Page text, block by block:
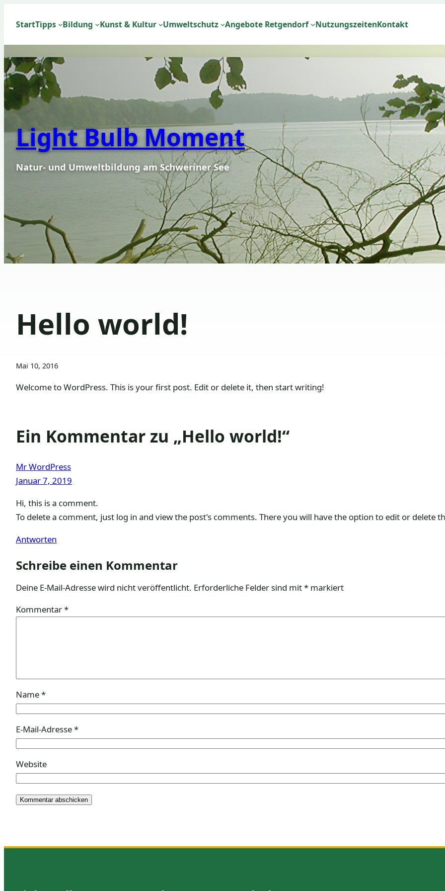
Inhalt
StartTipps Bildung Kunst & Kultur Umweltschutz Angebote Retgendorf NutzungszeitenKontakt
Light Bulb Moment
Natur- und Umweltbildung am Schweriner See
Hello world!
Mai 10, 2016
Welcome to WordPress. This is your first post. Edit or delete it, then start writing!
Ein Kommentar zu „Hello world!“
Mr WordPress
Januar 7, 2019
Hi, this is a comment.
To delete a comment, just log in and view the post's comments. There you will have the option to edit or delete
Antworten
Schreibe einen Kommentar
Deine E-Mail-Adresse wird nicht veröffentlicht. Erforderliche Felder sind mit* markiert
Kommentar*
Name*
E-Mail-Adresse*
Website